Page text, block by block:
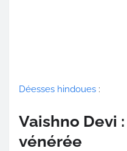
Déesses hindoues :
Vaishno Devi
vénérée